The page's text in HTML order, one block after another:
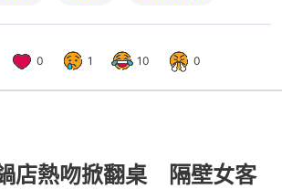
0 1 10 0
店熱吻掀翻桌 隔壁女客